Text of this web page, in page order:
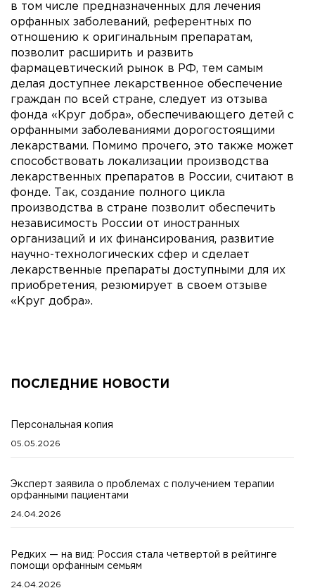
в том числе предназначенных для лечения
орфанных заболеваний, референтных по
отношению к оригинальным препаратам,
позволит расширить и развить
фармацевтический рынок в РФ, тем самым
делая доступнее лекарственное обеспечение
граждан по всей стране, следует из отзыва
фонда «Круг добра», обеспечивающего детей с
орфанными заболеваниями дорогостоящими
лекарствами. Помимо прочего, это также может
способствовать локализации производства
лекарственных препаратов в России, считают в
фонде. Так, создание полного цикла
производства в стране позволит обеспечить
независимость России от иностранных
организаций и их финансирования, развитие
научно-технологических сфер и сделает
лекарственные препараты доступными для их
приобретения, резюмирует в своем отзыве
«Круг добра».
ПОСЛЕДНИЕ НОВОСТИ
Персональная копия
05.05.2026
Эксперт заявила о проблемах с получением терапии
орфанными пациентами
24.04.2026
Редких — на вид: Россия стала четвертой в рейтинге
помощи орфанным семьям
24.04.2026